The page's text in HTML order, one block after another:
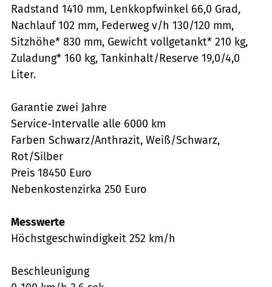
Radstand 1410 mm, Lenkkopfwinkel 66,0 Grad,
Nachlauf 102 mm, Federweg v/h 130/120 mm,
Sitzhöhe* 830 mm, Gewicht vollgetankt* 210 kg,
Zuladung* 160 kg, Tankinhalt/Reserve 19,0/4,0
Liter.
Garantie zwei Jahre
Service-Intervalle alle 6000 km
Farben Schwarz/Anthrazit, Weiß/Schwarz,
Rot/Silber
Preis 18450 Euro
Nebenkostenzirka 250 Euro
Messwerte
Höchstgeschwindigkeit 252 km/h
Beschleunigung